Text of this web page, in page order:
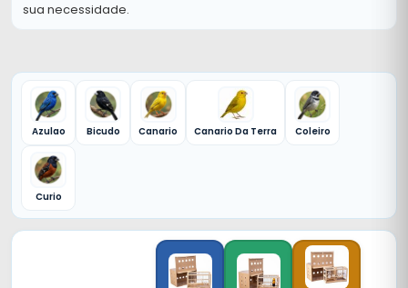
sua necessidade.
Azulao Bicudo Canario Canario Da Terra Coleiro
Curio